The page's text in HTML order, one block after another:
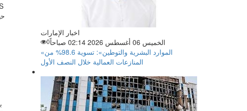
اخبار الإمارات
الخميس 06 أغسطس 2026 02:14 صباحاً
0
«الموارد البشرية والتوطين»: تسوية 98.6% من
المنازعات العمالية خلال النصف الأول